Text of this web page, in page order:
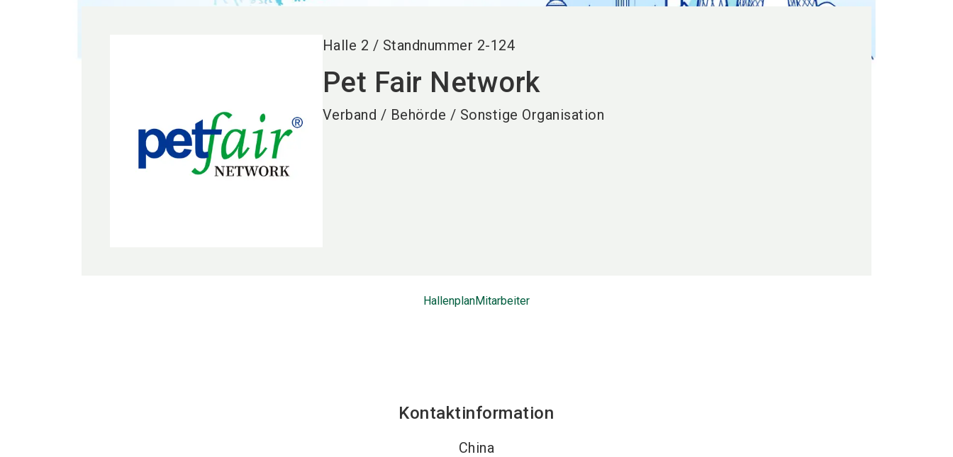
Halle 2 / Standnummer 2-124
Pet Fair Network
Verband / Behörde / Sonstige Organisation
HallenplanMitarbeiter
Kontaktinformation
China